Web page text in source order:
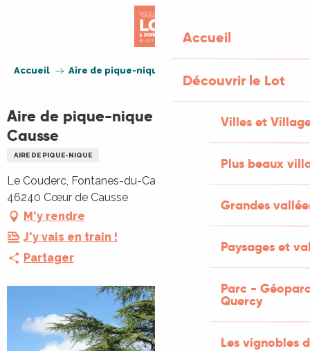
Accueil
Découvrir le Lot
Villes et
Plus beaux
Grandes
Paysages et
Parc -
Quercy
Les vignobles
Accueil Aire de pique-nique à Fontanes-du-Causse
Aire de pique-nique à Fontanes-du-
Causse
AIRE DE PIQUE-NIQUE
Le Couderc, Fontanes-du-Causse, Fontanes du Causse,
46240 Cœur de Causse
M'y rendre
J'y vais en train !
Partager